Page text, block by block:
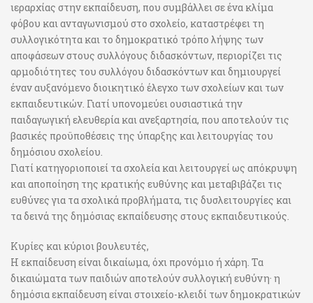
ιεραρχίας στην εκπαίδευση, που συμβάλλει σε ένα κλίμα
φόβου και ανταγωνισμού στο σχολείο, καταστρέφει τη
συλλογικότητα και το δημοκρατικό τρόπο λήψης των
αποφάσεων στους συλλόγους διδασκόντων, περιορίζει τις
αρμοδιότητες του συλλόγου διδασκόντων και δημιουργεί
έναν αυξανόμενο διοικητικό έλεγχο των σχολείων και των
εκπαιδευτικών. Γιατί υπονομεύει ουσιαστικά την
παιδαγωγική ελευθερία και ανεξαρτησία, που αποτελούν τις
βασικές προϋποθέσεις της ύπαρξης και λειτουργίας του
δημόσιου σχολείου.
Γιατί κατηγοριοποιεί τα σχολεία και λειτουργεί ως απόκρυψη
και αποποίηση της κρατικής ευθύνης και μεταβιβάζει τις
ευθύνες για τα σχολικά προβλήματα, τις δυσλειτουργίες και
τα δεινά της δημόσιας εκπαίδευσης στους εκπαιδευτικούς.
Κυρίες και κύριοι βουλευτές,
Η εκπαίδευση είναι δικαίωμα, όχι προνόμιο ή χάρη. Τα
δικαιώματα των παιδιών αποτελούν συλλογική ευθύνη· η
δημόσια εκπαίδευση είναι στοιχείο-κλειδί των δημοκρατικών